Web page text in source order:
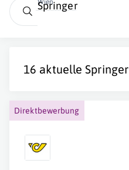
Wien
Springer
16 aktuelleSpringer
Direktbewerbung